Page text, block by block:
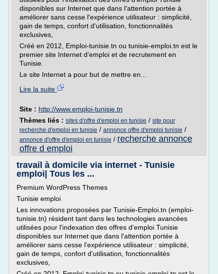
disponibles sur Internet que dans l'attention portée à
améliorer sans cesse l'expérience utilisateur : simplicité,
gain de temps, confort d'utilisation, fonctionnalités
exclusives,
Créé en 2012, Emploi-tunisie.tn ou tunisie-emploi.tn est le
premier site Internet d'emploi et de recrutement en
Tunisie.
Le site Internet a pour but de mettre en...
Lire la suite
Site : http://www.emploi-tunisie.tn
Thèmes liés : sites d'offre d'emploi en tunisie / site pour
recherche d'emploi en tunisie / annonce offre d'emploi tunisie /
annonce d'offre d'emploi en tunisie / recherche annonce
offre d emploi
travail à domicile via internet - Tunisie
emploi| Tous les ...
Premium WordPress Themes
Tunisie emploi
Les innovations proposées par Tunisie-Emploi.tn (emploi-
tunisie.tn) résident tant dans les technologies avancées
utilisées pour l'indexation des offres d'emploi Tunisie
disponibles sur Internet que dans l'attention portée à
améliorer sans cesse l'expérience utilisateur : simplicité,
gain de temps, confort d'utilisation, fonctionnalités
exclusives,